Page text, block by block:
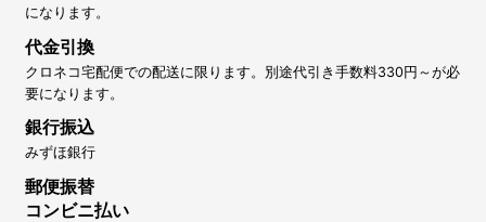
になります。
代金引換
クロネコ宅配便での配送に限ります。別途代引き手数料330円～が必
要になります。
銀行振込
みずほ銀行
郵便振替
コンビニ払い